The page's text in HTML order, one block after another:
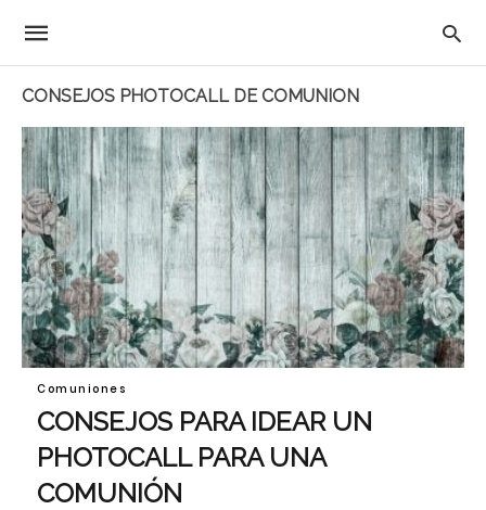
CONSEJOS PHOTOCALL DE COMUNION
Comuniones
CONSEJOS PARA IDEAR UN
PHOTOCALL PARA UNA
COMUNIÓN